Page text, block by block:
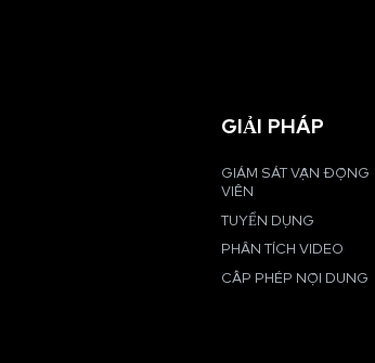
GIẢI PHÁP
GIÁM SÁT VẬN ĐỘNG
VIÊN
TUYỂN DỤNG
PHÂN TÍCH VIDEO
CẤP PHÉP NỘI DUNG